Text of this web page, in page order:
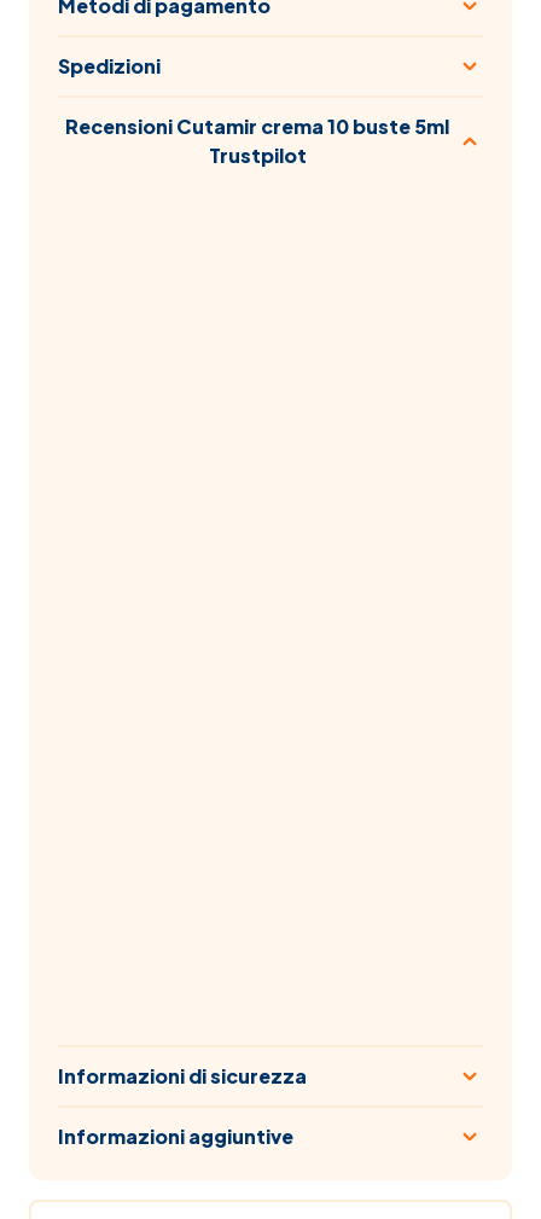
Metodi di pagamento
Spedizioni
Recensioni Cutamir crema 10 buste 5ml
Trustpilot
Informazioni di sicurezza
Informazioni aggiuntive